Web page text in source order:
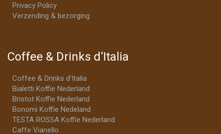
Privacy Policy
Verzending & bezorging
Coffee & Drinks d’Italia
Coffee & Drinks d’Italia
Bialetti Koffie Nederland
Bristot Koffie Nederland
Bonomi Koffie Nedeland
TESTA ROSSA Koffie Nederland
Caffe Vianello